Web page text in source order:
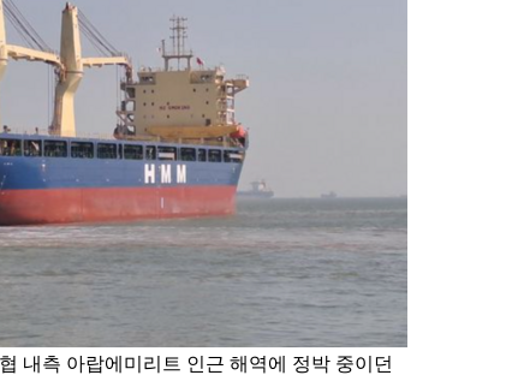
내측 아랍에미리트 인근 해역에 정박 중이던